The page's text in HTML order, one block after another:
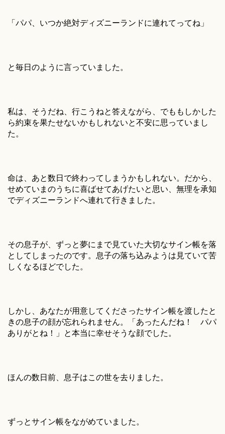
「パパ、いつか絶対ディズニーランドに連れてってね」
と毎日のように言っていました。
私は、そうだね、行こうねと答えながら、でももしかした
ら約束を果たせないかもしれないと不安に思っていまし
た。
命は、あと数日で終わってしまうかもしれない。だから、
せめていまのうちに喜ばせてあげたいと思い、無理を承知
でディズニーランドへ連れて行きました。
その息子が、ずっと夢にまで見ていた大切なサイン帳を落
としてしまったのです。息子の落ち込みようは見ていて苦
しくなるほどでした。
しかし、あなたが用意してくださったサイン帳を渡したと
きの息子の顔が忘れられません。「あったんだね！ パパ
ありがとね！」と本当に幸せそうな顔でした。
ほんの数日前、息子はこの世を去りました。
ずっとサイン帳をながめていました。